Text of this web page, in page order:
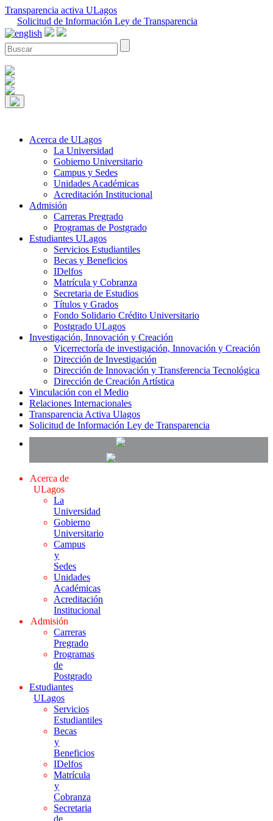
Transparencia activa ULagos
Solicitud de Información Ley de Transparencia
Acerca de ULagos
La Universidad
Gobierno Universitario
Campus y Sedes
Unidades Académicas
Acreditación Institucional
Admisión
Carreras Pregrado
Programas de Postgrado
Estudiantes ULagos
Servicios Estudiantiles
Becas y Beneficios
IDelfos
Matrícula y Cobranza
Secretaria de Estudios
Títulos y Grados
Fondo Solidario Crédito Universitario
Postgrado ULagos
Investigación, Innovación y Creación
Vicerrectoría de investigación, Innovación y Creación
Dirección de Investigación
Dirección de Innovación y Transferencia Tecnológica
Dirección de Creación Artística
Vinculación con el Medio
Relaciones Internacionales
Transparencia Activa Ulagos
Solicitud de Información Ley de Transparencia
Acerca de
ULagos
La
Universidad
Gobierno
Universitario
Campus
y
Sedes
Unidades
Académicas
Acreditación
Institucional
Admisión
Carreras
Pregrado
Programas
de
Postgrado
Estudiantes
ULagos
Servicios
Estudiantiles
Becas
y
Beneficios
IDelfos
Matrícula
y
Cobranza
Secretaria
de